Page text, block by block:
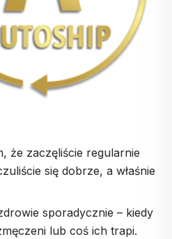
że zaczęliście regularnie
się dobrze, a właśnie
sporadycznie – kiedy
lub coś ich trapi.